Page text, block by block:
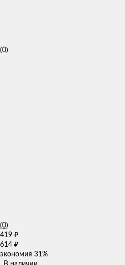
(0)
(0)
419 ₽
614 ₽
экономия 31%